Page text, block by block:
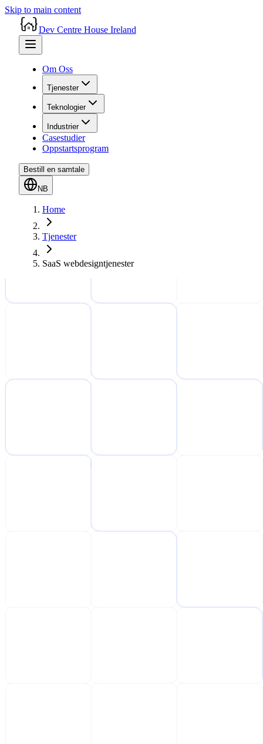
Skip to main content
Dev Centre House Ireland
Om Oss
Tjenester
Teknologier
Industrier
Casestudier
Oppstartsprogram
Bestill en samtale
NB
Home
Tjenester
SaaS webdesigntjenester